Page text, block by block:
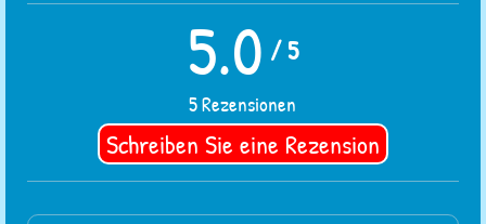
5.0 /5
5 Rezensionen